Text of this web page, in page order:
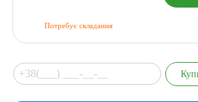
Потребує складання